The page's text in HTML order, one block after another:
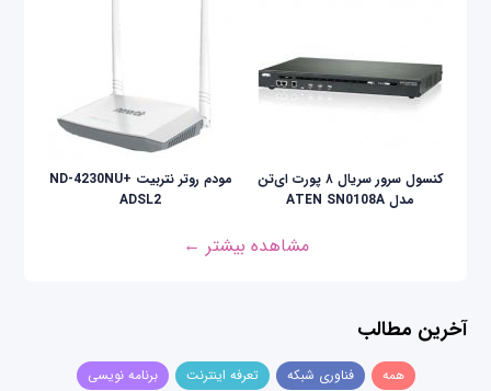
کنسول سرور سریال ۸ پورت ای‌تن
مدل ATEN SN0108A
مودم روتر نتربیت +ND-4230NU
ADSL2
مشاهده بیشتر ←
آخرین مطالب
همه فناوری شبکه تعرفه اینترنت برنامه نویسی